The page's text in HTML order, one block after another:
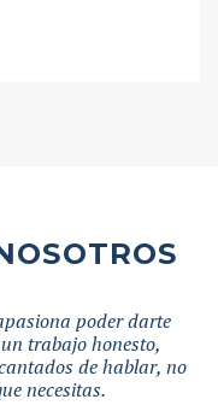
poder darte
trabajo honesto,
de hablar, no
necesitas.